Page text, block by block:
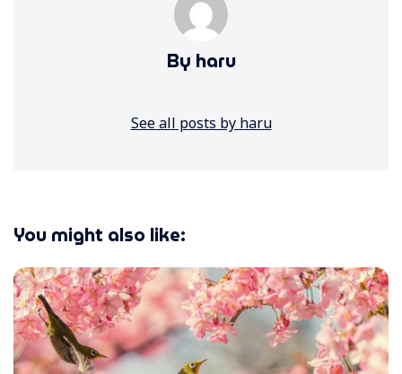
By haru
See all posts by haru
You might also like: